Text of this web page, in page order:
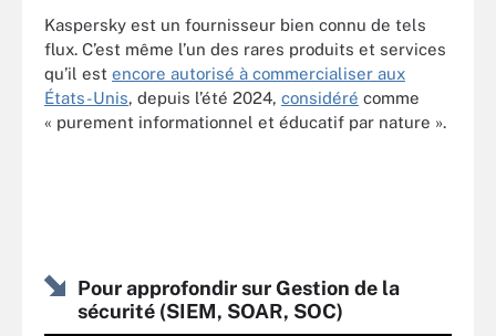
Kaspersky est un fournisseur bien connu de tels
flux. C’est même l’un des rares produits et services
qu’il est encore autorisé à commercialiser aux
États-Unis, depuis l’été 2024, considéré comme
« purement informationnel et éducatif par nature ».
Pour approfondir sur Gestion de la
sécurité (SIEM, SOAR, SOC)